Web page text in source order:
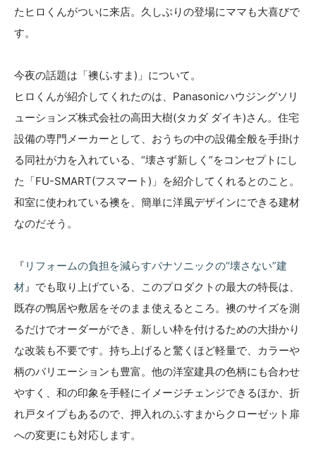
たヒロくんがついに来店。久しぶりの登場にママも大喜びで
す。
今夜の話題は「襖(ふすま)」について。
ヒロくんが紹介してくれたのは、Panasonicハウジングソリ
ューションズ株式会社の高田大樹(タカダ ダイキ)さん。住宅
設備の専門メーカーとして、おうちの中の設備全般を手掛け
る同社が力を入れている、“壊さず新しく”をコンセプトにし
た「FU-SMART(フスマート)」を紹介してくれるとのこと。
和室に使われている襖を、簡単に洋風デザインにできる建材
なのだそう。
『 リフォームの負担を減らすパナソニックの“壊さない”建
材』でも取り上げている、このプロダクトの最大の特長は、
既存の鴨居や敷居をそのまま使えるところ。襖のサイズを測
るだけでオーダーができ、新しい枠を付けるための大掛かり
な改装も不要です。持ち上げると驚くほど軽量で、カラーや
柄のバリエーションも豊富。他の洋室建具の色柄にも合わせ
やすく、和の印象を手軽にイメージチェンジできるほか、折
れ戸タイプもあるので、押入れのふすまからクローゼット扉
への変更にも対応します。